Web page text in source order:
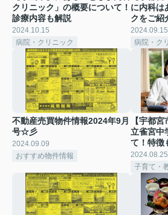
クリニック」の概要について！
診療内容も解説
2024.10.15
病院・クリニック
に内科は
クをご紹
2024.09.15
病院・ク
不動産売買物件情報2024年9月
号☆彡
2024.09.09
おすすめ物件情報
【宇都
立雀宮中
て！特徴
2024.08.25
子育て・